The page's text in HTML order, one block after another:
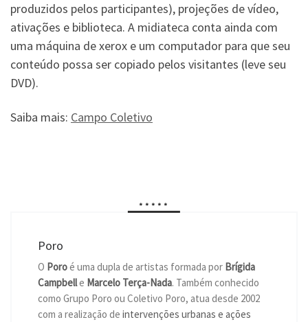
produzidos pelos participantes), projeções de vídeo,
ativações e biblioteca. A midiateca conta ainda com
uma máquina de xerox e um computador para que seu
conteúdo possa ser copiado pelos visitantes (leve seu
DVD).
Saiba mais: Campo Coletivo
*****
Poro
O Poroé uma dupla de artistas formada por Brígida
Campbelle Marcelo Terça-Nada. Também conhecido
como Grupo Poro ou Coletivo Poro, atua desde 2002
com a realização de intervenções urbanas e ações